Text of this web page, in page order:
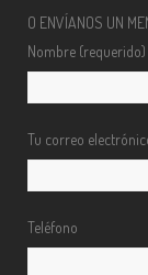
O ENVÍANOS UN
Nombre (requerido)
Tu correo
Teléfono